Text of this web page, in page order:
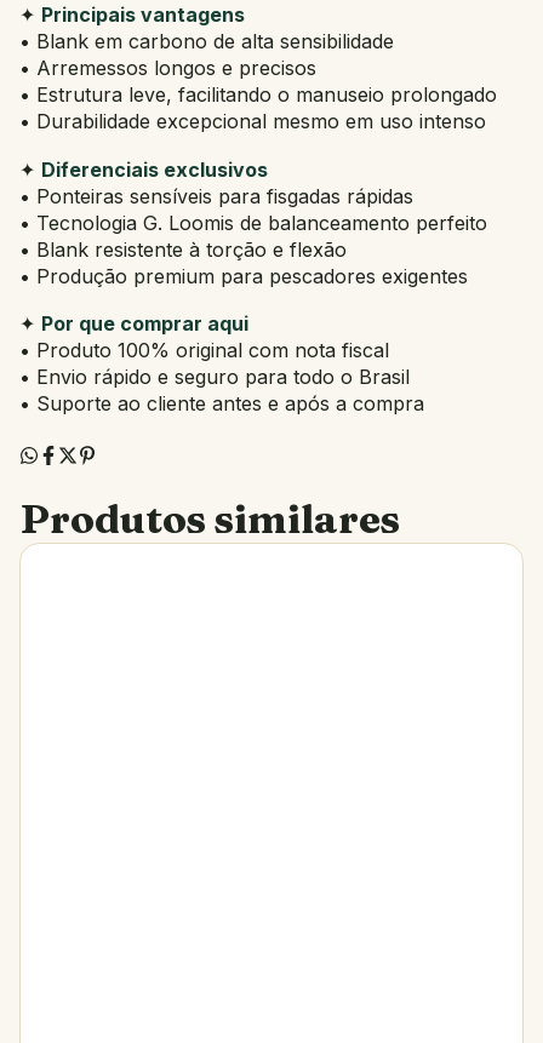
✦ Principais vantagens
• Blank em carbono de alta sensibilidade
• Arremessos longos e precisos
• Estrutura leve, facilitando o manuseio prolongado
• Durabilidade excepcional mesmo em uso intenso
✦ Diferenciais exclusivos
• Ponteiras sensíveis para fisgadas rápidas
• Tecnologia G. Loomis de balanceamento perfeito
• Blank resistente à torção e flexão
• Produção premium para pescadores exigentes
✦ Por que comprar aqui
• Produto 100% original com nota fiscal
• Envio rápido e seguro para todo o Brasil
• Suporte ao cliente antes e após a compra
Produtos similares